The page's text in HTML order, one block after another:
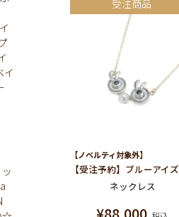
受注商品
【ノベルティ対象外】
ネックレス
イ